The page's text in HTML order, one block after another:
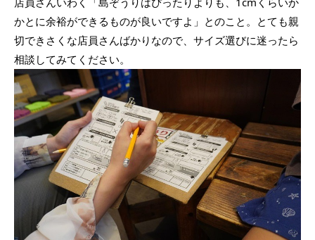
かとに余裕ができるものが良いですよ」とのこと。とても親
切できさくな店員さんばかりなので、サイズ選びに迷ったら
相談してみてください。